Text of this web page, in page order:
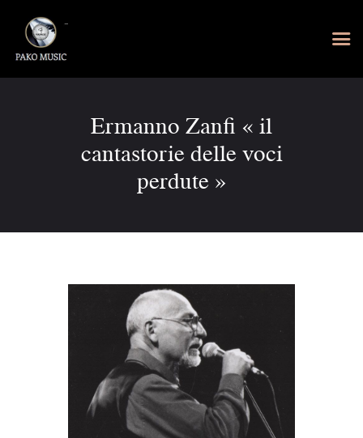
Ermanno Zanfi « il
cantastorie delle voci
perdute »